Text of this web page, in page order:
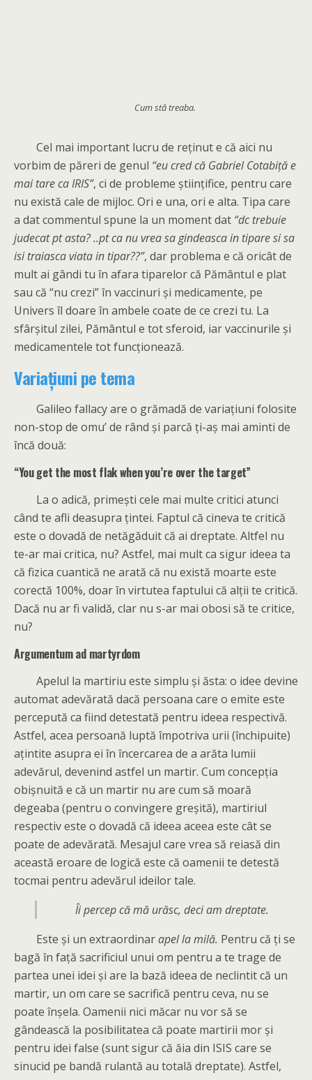
Cum stă treaba.
Cel mai important lucru de reținut e că aici nu
vorbim de păreri de genul “eu cred că Gabriel Cotabiță e
mai tare ca IRIS”, ci de probleme științifice, pentru care
nu există cale de mijloc. Ori e una, ori e alta. Tipa care
a dat commentul spune la un moment dat “dc trebuie
judecat pt asta? ..pt ca nu vrea sa gindeasca in tipare si sa
isi traiasca viata in tipar??”, dar problema e că oricât de
mult ai gândi tu în afara tiparelor că Pământul e plat
sau că “nu crezi” în vaccinuri și medicamente, pe
Univers îl doare în ambele coate de ce crezi tu. La
sfârșitul zilei, Pământul e tot sferoid, iar vaccinurile și
medicamentele tot funcționează.
Variațiuni pe tema
Galileo fallacy are o grămadă de variațiuni folosite
non-stop de omu’ de rând și parcă ți-aș mai aminti de
încă două:
“You get the most flak when you’re over the target”
La o adică, primești cele mai multe critici atunci
când te afli deasupra țintei. Faptul că cineva te critică
este o dovadă de netăgăduit că ai dreptate. Altfel nu
te-ar mai critica, nu? Astfel, mai mult ca sigur ideea ta
că fizica cuantică ne arată că nu există moarte este
corectă 100%, doar în virtutea faptului că alții te critică.
Dacă nu ar fi validă, clar nu s-ar mai obosi să te critice,
nu?
Argumentum ad martyrdom
Apelul la martiriu este simplu și ăsta: o idee devine
automat adevărată dacă persoana care o emite este
percepută ca fiind detestată pentru ideea respectivă.
Astfel, acea persoană luptă împotriva urii (închipuite)
ațintite asupra ei în încercarea de a arăta lumii
adevărul, devenind astfel un martir. Cum concepția
obișnuită e că un martir nu are cum să moară
degeaba (pentru o convingere greșită), martiriul
respectiv este o dovadă că ideea aceea este cât se
poate de adevărată. Mesajul care vrea să reiasă din
această eroare de logică este că oamenii te detestă
tocmai pentru adevărul ideilor tale.
Îi percep că mă urăsc, deci am dreptate.
Este și un extraordinarapel la milă. Pentru că ți se
bagă în față sacrificiul unui om pentru a te trage de
partea unei idei și are la bază ideea de neclintit că un
martir, un om care se sacrifică pentru ceva, nu se
poate înșela. Oamenii nici măcar nu vor să se
gândească la posibilitatea că poate martirii mor și
pentru idei false (sunt sigur că ăia din ISIS care se
sinucid pe bandă rulantă au totală dreptate). Astfel,